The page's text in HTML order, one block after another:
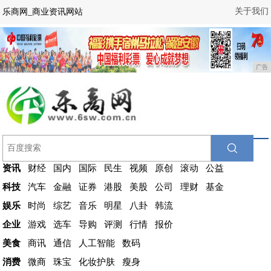
关于我们
乐商网_商业资讯网站
广告
资讯 财经 国内 国际 民生 视频 原创 滚动
公益
科技
汽车 金融 证券 港股 美股 公司 理财
基金
娱乐
时尚 综艺 音乐 明星 八卦
韩流
企业
游戏 选车 导购 评测 行情
报价
美食
商讯 通信 人工智能
数码
消费
微商 珠宝 化妆护肤 瘦身